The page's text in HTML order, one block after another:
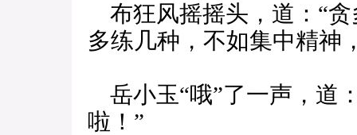
布狂风摇摇头，道：“
多练几种，不如集中精神
岳小玉“哦”了一声，道
啦！”